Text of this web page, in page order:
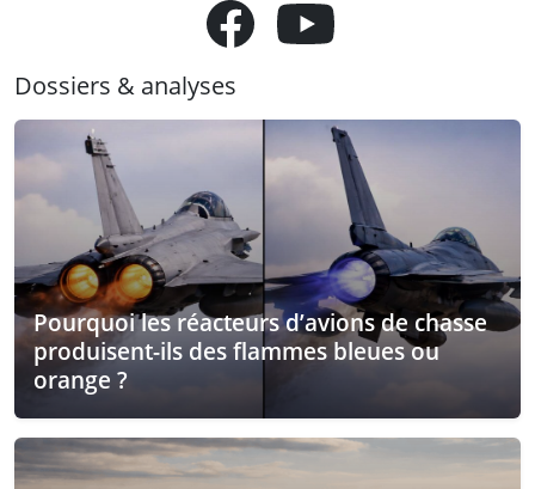
Dossiers & analyses
Pourquoi les réacteurs d’avions de chasse
produisent-ils des flammes bleues ou
orange ?